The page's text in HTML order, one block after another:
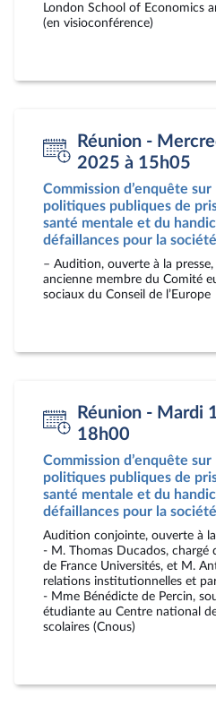
London School of Economics
(en visioconférence)
Réunion -
2025 à 15h05
Commission d’enquête
politiques publiques de
santé mentale et du
défaillances pour la société
– Audition, ouverte à la
ancienne membre du Comité
sociaux du Conseil de l’Europe
Réunion - Mardi
18h00
Commission d’enquête
politiques publiques de
santé mentale et du
défaillances pour la société
Audition conjointe, ouverte à
- M. Thomas Ducados, chargé
de France Universités, et M.
relations institutionnelles et
- Mme Bénédicte de Percin,
étudiante au Centre national
scolaires (Cnous)